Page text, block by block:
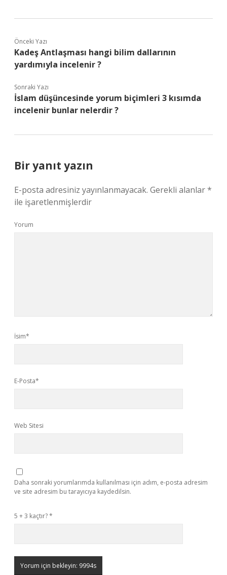
Önceki Yazı
Kadeş Antlaşması hangi bilim dallarının
yardımıyla incelenir ?
Sonraki Yazı
İslam düşüncesinde yorum biçimleri 3 kısımda
incelenir bunlar nelerdir ?
Bir yanıt yazın
E-posta adresiniz yayınlanmayacak. Gerekli alanlar*
ile işaretlenmişlerdir
Yorum
İsim*
E-Posta*
Web Sitesi
Daha sonraki yorumlarımda kullanılması için adım, e-posta adresim
ve site adresim bu tarayıcıya kaydedilsin.
5 + 3 kaçtır?*